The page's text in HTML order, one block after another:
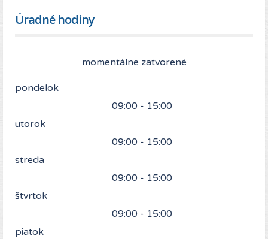
Úradné hodiny
momentálne zatvorené
pondelok
09:00 - 15:00
utorok
09:00 - 15:00
streda
09:00 - 15:00
štvrtok
09:00 - 15:00
piatok